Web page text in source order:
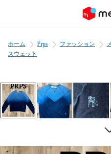
ホーム Prps ファッション
スウェット